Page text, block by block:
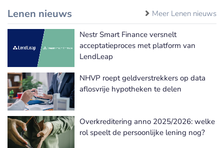
Lenen nieuws Meer Lenen nieuws
Nestr Smart Finance versnelt
acceptatieproces met platform van
LendLeap
NHVP roept geldverstrekkers op data
aflosvrije hypotheken te delen
Overkreditering anno 2025/2026: welke
rol speelt de persoonlijke lening nog?